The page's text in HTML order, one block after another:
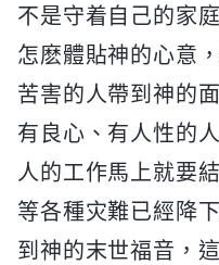
不是守着自己的家
怎麽體貼神的心意
苦害的人帶到神的
有良心、有人性的
人的工作馬上就要
等各種灾難已經降
到神的末世福音，